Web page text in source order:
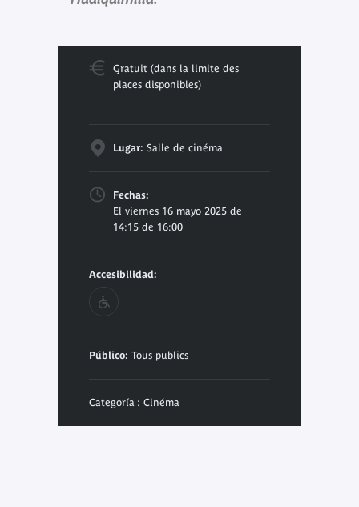
Gratuit (dans la limite des
places disponibles)
Lugar: Salle de cinéma
Fechas:
El viernes 16 mayo 2025 de
14:15 de 16:00
Accesibilidad:
Público: Tous publics
Categoría : Cinéma